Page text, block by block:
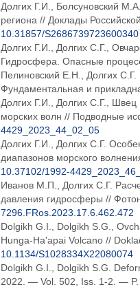
Долгих Г.И., Болсуновский
региона // Доклады
10.31857/S2686739723600340
Долгих Г.И., Долгих С.Г.,
Гидросфера. Опасные
Пелиновский Е.Н., Долгих
Фундаментальная и
Долгих Г.И., Долгих С.Г.,
морских волн // Подводные
4429_2023_44_02_05
Долгих Г.И., Долгих С.Г.
диапазонов морского
10.37102/1992-
Иванов М.П., Долгих С.Г.
давления гидросферы //
7296.FRos.2023.17.6.462.472
Dolgikh G.I., Dolgikh S.G.,
Hunga-Ha'apai Volcano //
10.1134/S1028334X22080074
Dolgikh G.I., Dolgikh S.G.
2022. — Vol. 502, Iss. 1-2. — P.